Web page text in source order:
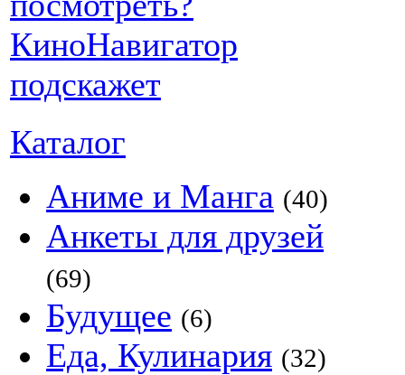
Каталог
Аниме и Манга (40)
Анкеты для друзей
(69)
Будущее (6)
Еда, Кулинария (32)